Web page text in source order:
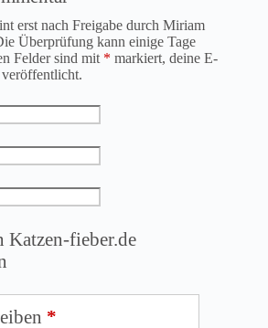
erst nach Freigabe durch Miriam
Überprüfung kann einige Tage
Felder sind mit * markiert, deine E-
Katzen-fieber.de
*